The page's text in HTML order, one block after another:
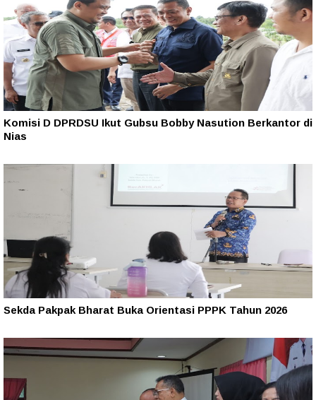
Komisi D DPRDSU Ikut Gubsu Bobby Nasution Berkantor di
Nias
Sekda Pakpak Bharat Buka Orientasi PPPK Tahun 2026